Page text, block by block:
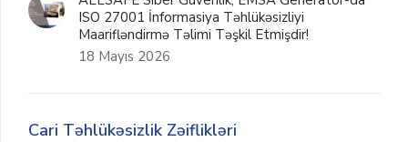
ISO 27001 İnformasiya Təhlükəsizliyi
Maarifləndirmə Təlimi Təşkil Etmişdir!
18 Mayıs 2026
Cari Təhlükəsizlik Zəiflikləri